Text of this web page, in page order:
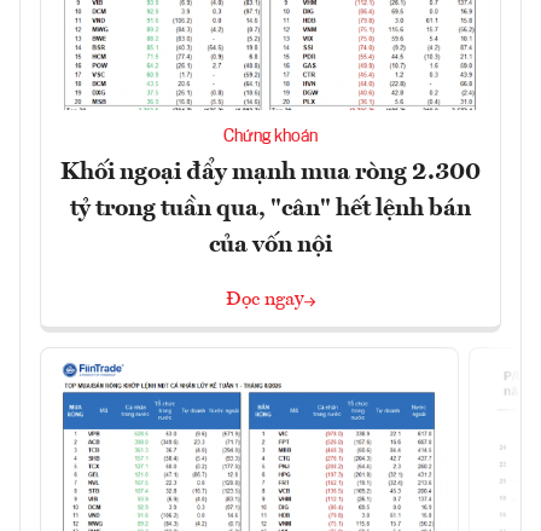
Chứng khoán
Khối ngoại đẩy mạnh mua ròng 2.300
tỷ trong tuần qua, "cân" hết lệnh bán
của vốn nội
Đọc ngay